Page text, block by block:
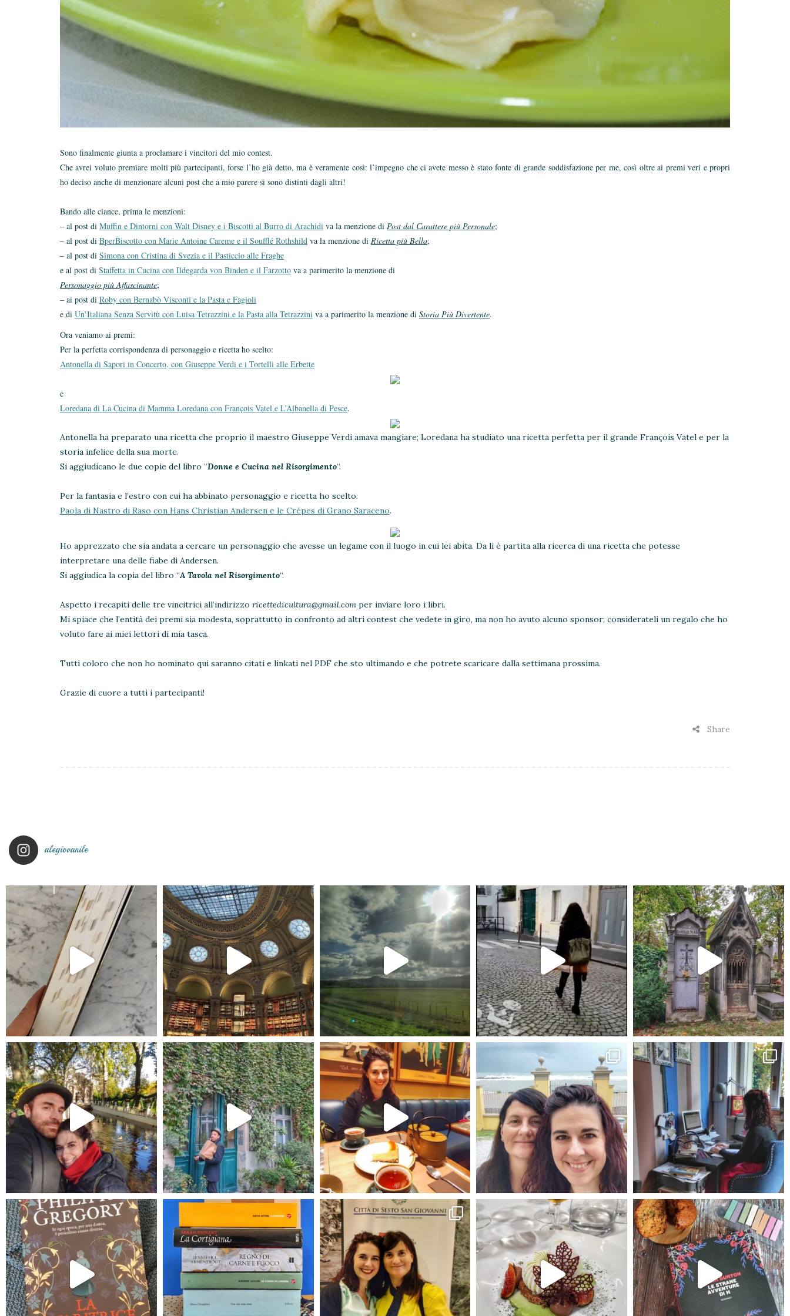
Sono finalmente giunta a proclamare i vincitori del mio contest.
Che avrei voluto premiare molti più partecipanti, forse l’ho già detto, ma è veramente così: l’impegno che ci avete messo è stato fonte di grande soddisfazione per me, così oltre ai premi veri e propri
ho deciso anche di menzionare alcuni post che a mio parere si sono distinti dagli altri!
Bando alle ciance, prima le menzioni:
– al post di Muffin e Dintorni con Walt Disney e i Biscotti al Burro di Arachidi va la menzione di Post dal Carattere più Personale;
– al post di BperBiscotto con Marie Antoine Careme e il Soufflé Rothshild va la menzione di Ricetta più Bella;
– al post di Simona con Cristina di Svezia e il Pasticcio alle Fraghe
e al post di Staffetta in Cucina con Ildegarda von Binden e il Farzotto va a parimerito la menzione di
Personaggio più Affascinante;
– ai post di Roby con Bernabò Visconti e la Pasta e Fagioli
e di Un’Italiana Senza Servitù con Luisa Tetrazzini e la Pasta alla Tetrazzini va a parimerito la menzione di Storia Più Divertente.
Ora veniamo ai premi:
Per la perfetta corrispondenza di personaggio e ricetta ho scelto:
Antonella di Sapori in Concerto, con Giuseppe Verdi e i Tortelli alle Erbette
e
Loredana di La Cucina di Mamma Loredana con François Vatel e L’Albanella di Pesce.
Antonella ha preparato una ricetta che proprio il maestro Giuseppe Verdi amava mangiare; Loredana ha studiato una ricetta perfetta per il grande François Vatel e per la
storia infelice della sua morte.
Si aggiudicano le due copie del libro “Donne e Cucina nel Risorgimento“.
Per la fantasia e l’estro con cui ha abbinato personaggio e ricetta ho scelto:
Paola di Nastro di Raso con Hans Christian Andersen e le Crèpes di Grano Saraceno.
Ho apprezzato che sia andata a cercare un personaggio che avesse un legame con il luogo in cui lei abita. Da lì è partita alla ricerca di una ricetta che potesse
interpretare una delle fiabe di Andersen.
Si aggiudica la copia del libro “A Tavola nel Risorgimento“.
Aspetto i recapiti delle tre vincitrici all’indirizzo ricettedicultura@gmail.com per inviare loro i libri.
Mi spiace che l’entità dei premi sia modesta, soprattutto in confronto ad altri contest che vedete in giro, ma non ho avuto alcuno sponsor; considerateli un regalo che ho
voluto fare ai miei lettori di mia tasca.
Tutti coloro che non ho nominato qui saranno citati e linkati nel PDF che sto ultimando e che potrete scaricare dalla settimana prossima.
Grazie di cuore a tutti i partecipanti!
Share
alegiovanile